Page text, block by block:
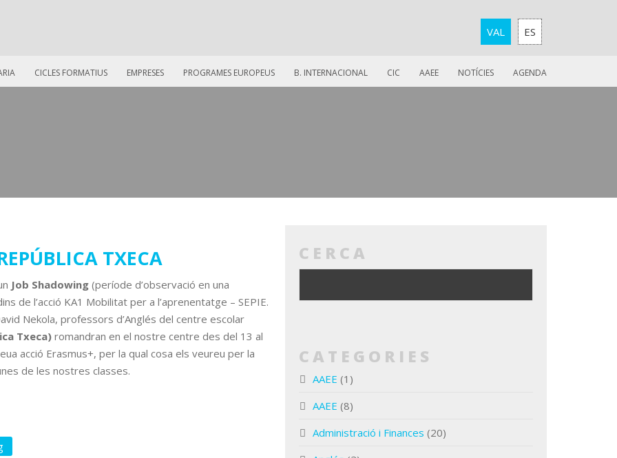
VAL ES
CICLES FORMATIUS EMPRESES PROGRAMES EUROPEUS B. INTERNACIONAL CIC AAEE NOTÍCIES AGENDA
TXECA
Job Shadowing (període d’observació en una
de l’acció KA1 Mobilitat per a l’aprenentatge – SEPIE.
Nekola, professors d’Anglés del centre escolar
Txeca) romandran en el nostre centre des del 13 al
acció Erasmus+, per la qual cosa els veureu per la
de les nostres classes.
CERCA
CATEGORIES
AAEE (1)
AAEE (8)
Administració i Finances (20)